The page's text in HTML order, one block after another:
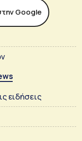
Google
ειδήσεις